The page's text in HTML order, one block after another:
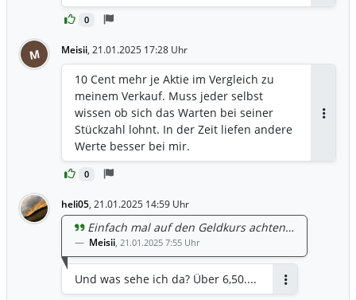
0
M Meisii, 21.01.2025 17:28 Uhr
0
10 Cent mehr je Aktie im Vergleich zu
meinem Verkauf. Muss jeder selbst
wissen ob sich das Warten bei seiner
Stückzahl lohnt. In der Zeit liefen andere
Werte besser bei mir.
heli05, 21.01.2025 14:59 Uhr
Einfach mal auf den Geldkurs achten…
Meisii, 21.01.2025 7:55 Uhr
Und was sehe ich da? Über 6,50....